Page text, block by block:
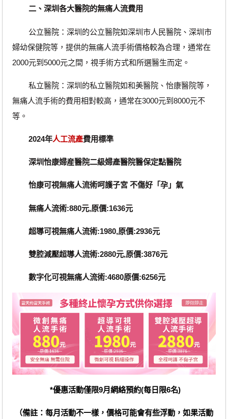
二、深圳各大醫院的無痛人流費用
公立醫院：深圳的公立醫院如深圳市人民醫院、深圳市
婦幼保健院等，提供的無痛人流手術價格較為合理，通常在
2000元到5000元之間，視手術方式和所選醫生而定。
私立醫院：深圳的私立醫院如和美醫院、怡康醫院等，
無痛人流手術的費用相對較高，通常在3000元到8000元不
等。
2024年人工流產費用標準
深圳怡康婦産醫院二級婦產醫院醫保定點醫院
怡康可視無痛人流術呵護子宮 不傷好「孕」氣
無痛人流術:880元,原價:1636元
超導可視無痛人流術:1980,原價:2936元
雙腔減壓超導人流術:2880元,原價:3876元
數字化可視無痛人流術:4680原價:6256元
*優惠活動僅限9月網絡預約(每日限6名)
（備註：每月活動不一樣，價格可能會有些浮動，如果活動